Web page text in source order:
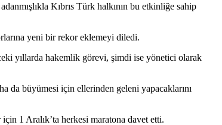
Kıbrıs Türk halkının bu etkinliğe sahip
yeni bir rekor eklemeyi diledi.
yıllarda hakemlik görevi, şimdi ise yönetici olarak
da büyümesi için ellerinden geleni yapacaklarını
1 Aralık’ta herkesi maratona davet etti.